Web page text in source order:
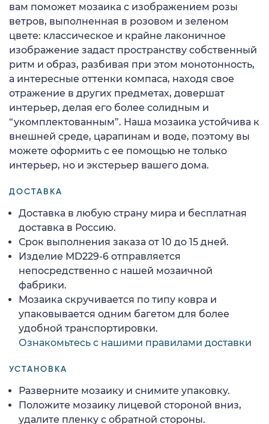
вам поможет мозаика с изображением розы
ветров, выполненная в розовом и зеленом
цвете: классическое и крайне лаконичное
изображение задаст пространству собственный
ритм и образ, разбивая при этом монотонность,
а интересные оттенки компаса, находя свое
отражение в других предметах, довершат
интерьер, делая его более солидным и
“укомплектованным”. Наша мозаика устойчива к
внешней среде, царапинам и воде, поэтому вы
можете оформить с ее помощью не только
интерьер, но и экстерьер вашего дома.
ДОСТАВКА
Доставка в любую страну мира и бесплатная
доставка в Россию.
Срок выполнения заказа от 10 до 15 дней.
Изделие MD229-6 отправляется
непосредственно с нашей мозаичной
фабрики.
Мозаика скручивается по типу ковра и
упаковывается одним багетом для более
удобной транспортировки.
Ознакомьтесь с нашими правилами доставки
УСТАНОВКА
Разверните мозаику и снимите упаковку.
Положите мозаику лицевой стороной вниз,
удалите пленку с обратной стороны.